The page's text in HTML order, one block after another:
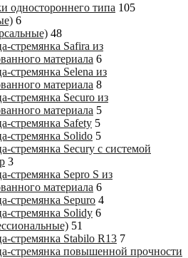
одностороннего типа 105
6
48
стремянка Safira из
материала 6
стремянка Selena из
материала 8
стремянка Securo из
материала 5
стремянка Safety 5
стремянка Solido 5
стремянка Secury с системой
3
стремянка Sepro S из
материала 6
стремянка Sepuro 4
стремянка Solidy 6
51
стремянка Stabilo R13 7
стремянка повышенной прочности